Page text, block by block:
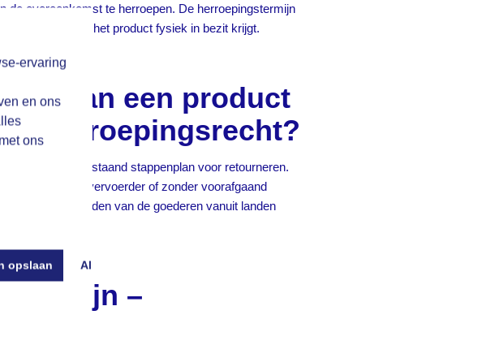
ervaring
en ons
ons
opslaan Alles Afwijzen
de overeenkomst te herroepen. De herroepingstermijn
vervoerder is, het product fysiek in bezit krijgt.
van een product
herroepingsrecht?
van onderstaand stappenplan voor retourneren.
een andere vervoerder of zonder voorafgaand
het terugzenden van de goederen vanuit landen
–